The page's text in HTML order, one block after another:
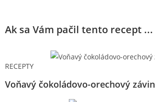
Ak sa Vám pačil tento recept ...
RECEPTY
Voňavý čokoládovo-orechový závin